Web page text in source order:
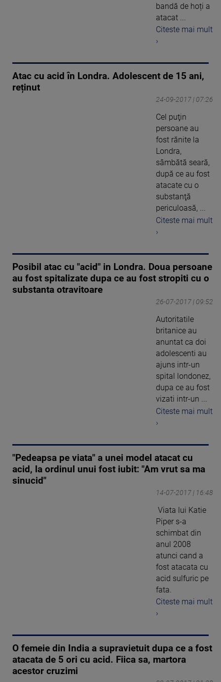
bandă de hoți a
atacat ...
Citeste mai mult
›
Atac cu acid în Londra. Adolescent de 15 ani,
reținut
24-09-2017 | 07:26
Cel puţin
persoane au
fost rănite la
Londra,
sâmbătă seară,
după ce au fost
atacate cu o
substanţă
periculoasă, ...
Citeste mai mult
›
Posibil atac cu "acid" in Londra. Doua persoane
au fost spitalizate dupa ce au fost stropiti cu o
substanta otravitoare
26-07-2017 | 09:52
Autoritatile
britanice au
anuntat ca doi
adolescenti au
ajuns intr-un
spital londonez,
dupa ce au fost
vizati intr-un ...
Citeste mai mult
›
"Pedeapsa pe viata" a unei model atacat cu
acid, la ordinul unui fost iubit: "Am vrut sa ma
sinucid"
14-07-2017 | 16:48
Viata lui Katie
Piper s-a
schimbat din
anul 2008
atunci cand a
fost atacata cu
acid sulfuric pe
fata.
Citeste mai mult
›
O femeie din India a supravietuit dupa ce a fost
atacata de 5 ori cu acid. Fiica sa, martora
acestor cruzimi